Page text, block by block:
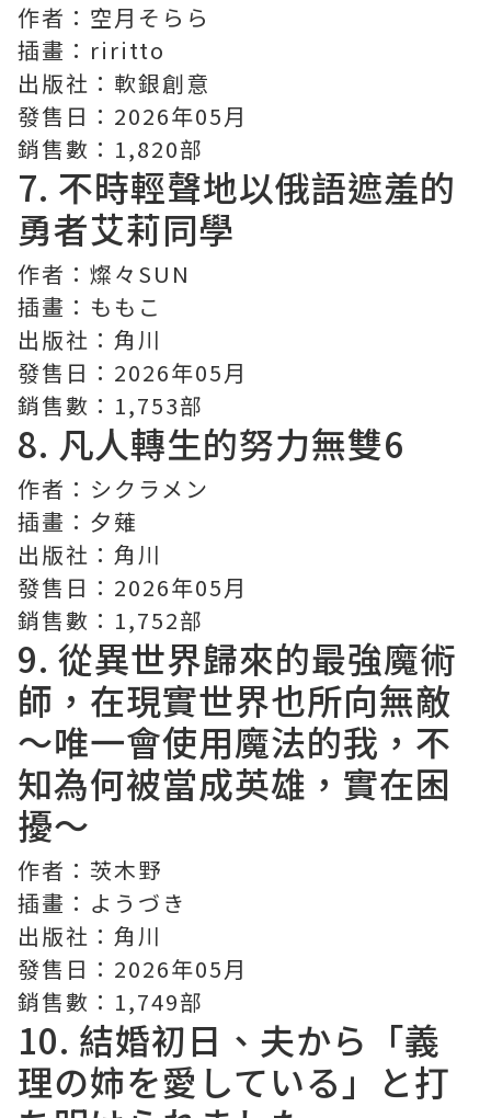
作者：空月そらら
插畫：riritto
出版社：軟銀創意
發售日：2026年05月
銷售數：1,820部
7. 不時輕聲地以俄語遮羞的
勇者艾莉同學
作者：燦々SUN
插畫：ももこ
出版社：角川
發售日：2026年05月
銷售數：1,753部
8. 凡人轉生的努力無雙6
作者：シクラメン
插畫：夕薙
出版社：角川
發售日：2026年05月
銷售數：1,752部
9. 從異世界歸來的最強魔術
師，在現實世界也所向無敵
～唯一會使用魔法的我，不
知為何被當成英雄，實在困
擾～
作者：茨木野
插畫：ようづき
出版社：角川
發售日：2026年05月
銷售數：1,749部
10. 結婚初日、夫から「義
理の姉を愛している」と打